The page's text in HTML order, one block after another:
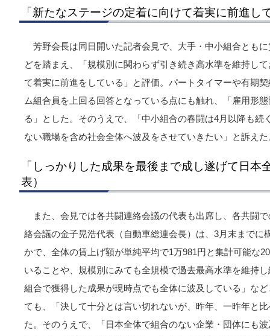
「新たなステージの定着に向けて着実に前進し
芳野会長は同日開いた記者会見で、大手・中小組合とも
どを踏まえ、「規模別に関わらず引き続き高水準を維持し
て着実に前進をしている」と評価。パートタイマーや有期
ム組合員を上回る回答となっている点にも触れ、「雇用形
る」とした。そのうえで、「中小組合の春闘は4月以降も続
ない職場を含め社会全体へ波及をさせていきたい」と訴えた
「しっかりした成果を最後まで成し遂げて日本
表）
また、会見では各共闘連絡会議の代表も出席し、各共闘
絡会議の金子晃浩代表（自動車総連会長）は、3月末までに
かで、全体の賃上げ額が単純平均で1万981円と集計可能な
いることや、規模別にみても全規模で過去最高水準を維持
組合で獲得した成果が現時点でも全体に波及している」な
ても、「決して十分とは言い切れないが、昨年、一昨年と
た。そのうえで、「日本全体で組合のない企業・団体にも